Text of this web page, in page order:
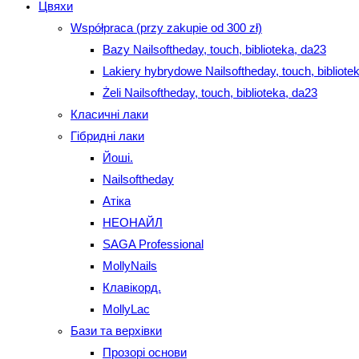
Цвяхи
Współpraca (przy zakupie od 300 zł)
Bazy Nailsoftheday, touch, biblioteka, da23
Lakiery hybrydowe Nailsoftheday, touch,
Żeli Nailsoftheday, touch, biblioteka, da23
Класичні лаки
Гібридні лаки
Йоші.
Nailsoftheday
Атіка
НЕОНАЙЛ
SAGA Professional
MollyNails
Клавікорд.
MollyLac
Бази та верхівки
Прозорі основи